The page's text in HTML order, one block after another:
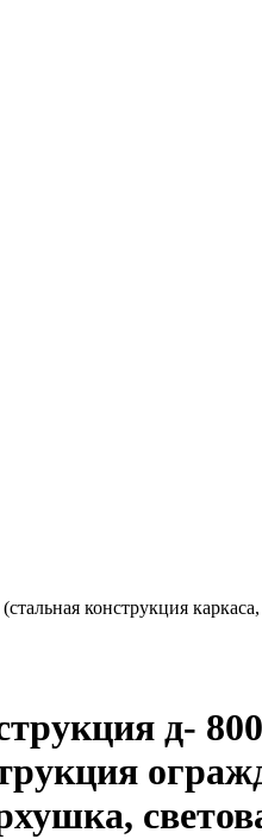
конструкция
д-